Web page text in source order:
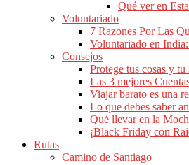
Qué ver en
Voluntariado
7 Razones Por Las
Voluntariado en
Consejos
Protege tus cosas y
Las 3 mejores
Viajar barato es una
Lo que debes saber
Qué llevar en la
¡Black Friday con
Rutas
Camino de Santiago